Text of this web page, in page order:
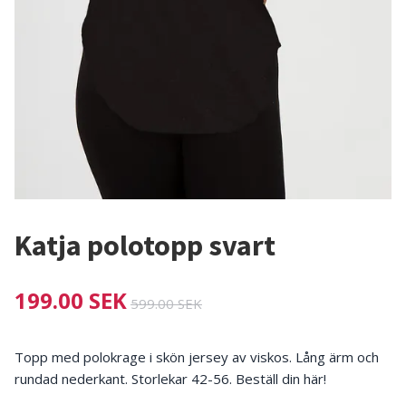
Katja polotopp svart
199.00 SEK 599.00 SEK
Topp med polokrage i skön jersey av viskos. Lång ärm och
rundad nederkant. Storlekar 42-56. Beställ din här!